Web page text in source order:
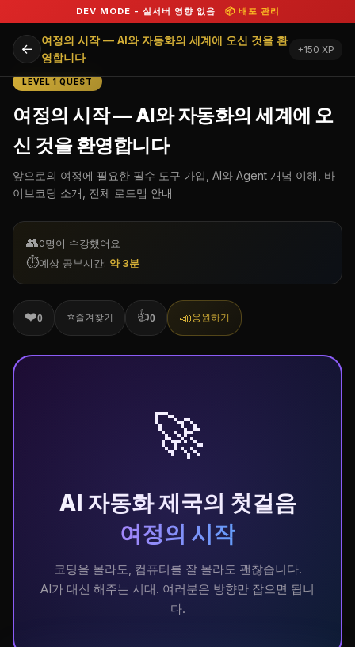
DEV MODE - 실서버 영향 없음 📦 배포 관리
←
여정의 시작 — AI와 자동화의 세계에 오신 것을 환
영합니다
+150 XP
LEVEL 1 QUEST
여정의 시작 — AI와 자동화의 세계에 오
신 것을 환영합니다
앞으로의 여정에 필요한 필수 도구 가입, AI와 Agent 개념 이해, 바
이브코딩 소개, 전체 로드맵 안내
👥0명이 수강했어요
⏱️예상 공부시간: 약 3분
❤️0 ⭐즐겨찾기 👍0 📣응원하기
🚀
AI 자동화 제국의 첫걸음
여정의 시작
코딩을 몰라도, 컴퓨터를 잘 몰라도 괜찮습니다.
AI가 대신 해주는 시대. 여러분은 방향만 잡으면 됩니
다.